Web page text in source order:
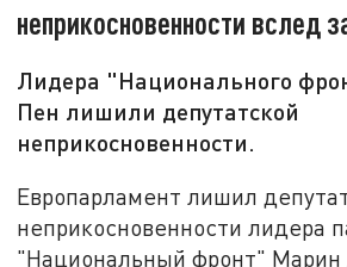
неприкосновенности вслед
Лидера "Национального
Пен лишили депутатской
неприкосновенности.
Европарламент лишил
неприкосновенности лидера
"Национальный фронт"